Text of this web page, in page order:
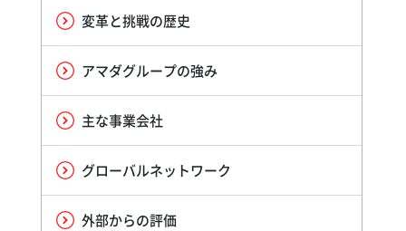
・製造／販売・サービス拠点
イトの使い方
変革と挑戦の歴史
アマダグループの強み
主な事業会社
グローバルネットワーク
外部からの評価